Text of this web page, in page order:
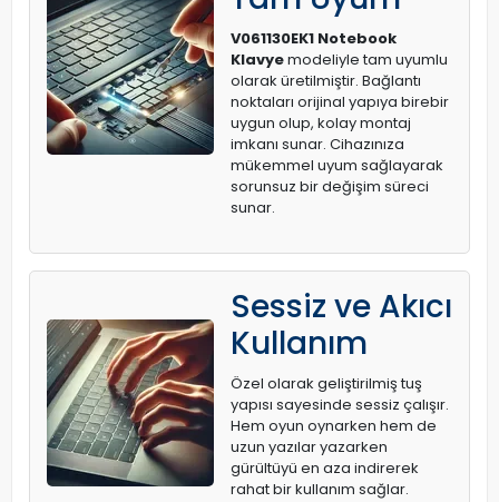
V061130EK1 Notebook
Klavyemodeliyle tam uyumlu
olarak üretilmiştir. Bağlantı
noktaları orijinal yapıya birebir
uygun olup, kolay montaj
imkanı sunar. Cihazınıza
mükemmel uyum sağlayarak
sorunsuz bir değişim süreci
sunar.
Sessiz ve Akıcı
Kullanım
Özel olarak geliştirilmiş tuş
yapısı sayesinde sessiz çalışır.
Hem oyun oynarken hem de
uzun yazılar yazarken
gürültüyü en aza indirerek
rahat bir kullanım sağlar.